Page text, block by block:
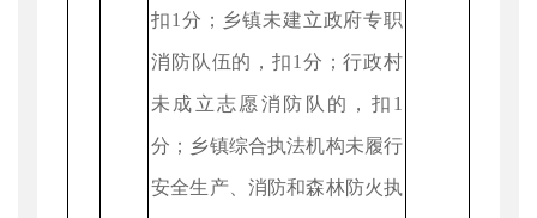
扣1分；乡镇未建立政府专职
消防队伍的，扣1分；行政村
未成立志愿消防队的，扣1
分；乡镇综合执法机构未履行
安全生产、消防和森林防火执